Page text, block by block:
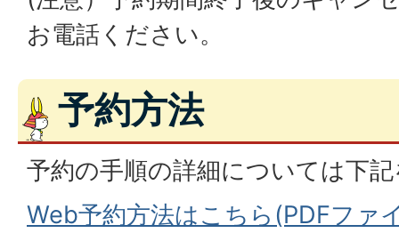
お電話ください。
予約方法
予約の手順の詳細については下
Web予約方法はこちら(PDFファ